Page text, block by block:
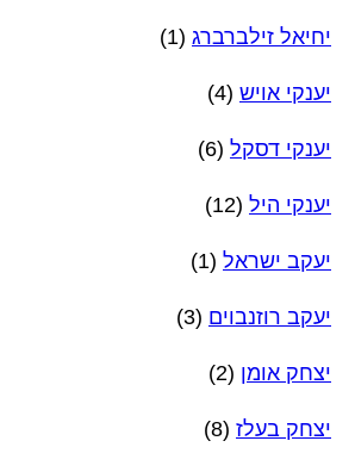
יחיאל זילברברג (1)
יענקי אויש (4)
יענקי דסקל (6)
יענקי היל (12)
יעקב ישראל (1)
יעקב רוזנבוים (3)
יצחק אומן (2)
יצחק בעלז (8)